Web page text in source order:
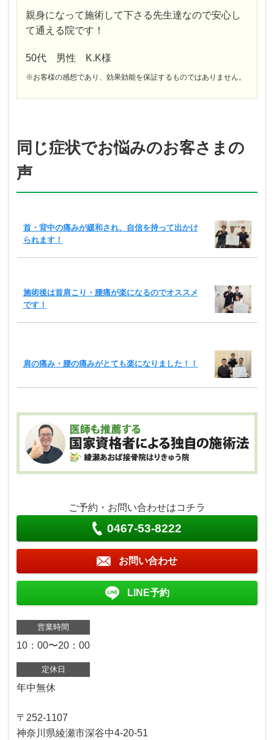
親身になって施術して下さる先生達なので安心し
て通える院です！
50代 男性 K.K様
※お客様の感想であり、効果効能を保証するものではありません。
同じ症状でお悩みのお客さまの
声
首・背中の痛みが緩和され、自信を持って出かけ
られます！
施術後は首肩こり・腰痛が楽になるのでオススメ
です！
肩の痛み・腰の痛みがとても楽になりました！！
ご予約・お問い合わせはコチラ
0467-53-8222
お問い合わせ
LINE予約
営業時間
10：00〜20：00
定休日
年中無休
〒252-1107
神奈川県綾瀬市深谷中4-20-51